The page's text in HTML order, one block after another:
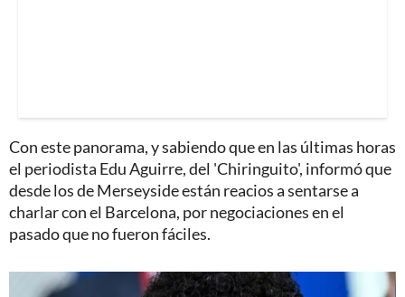
Con este panorama, y sabiendo que en las últimas horas
el periodista Edu Aguirre, del 'Chiringuito', informó que
desde los de Merseyside están reacios a sentarse a
charlar con el Barcelona, por negociaciones en el
pasado que no fueron fáciles.